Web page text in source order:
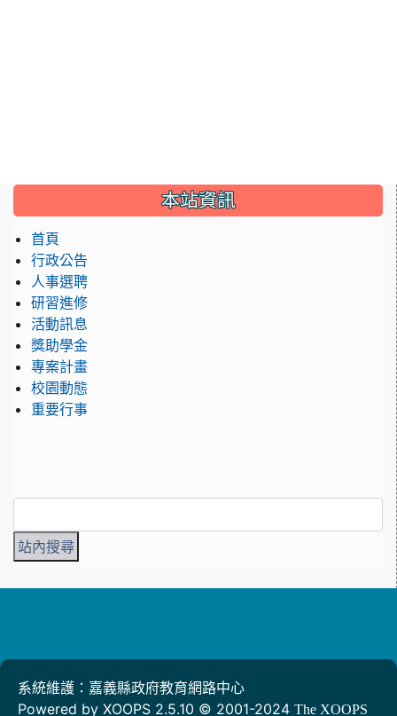
::: 本站資訊
首頁
行政公告
人事選聘
研習進修
活動訊息
獎助學金
專案計畫
校園動態
重要行事
系統維護：嘉義縣政府教育網路中心
Powered by XOOPS 2.5.10 © 2001-2024 The XOOPS